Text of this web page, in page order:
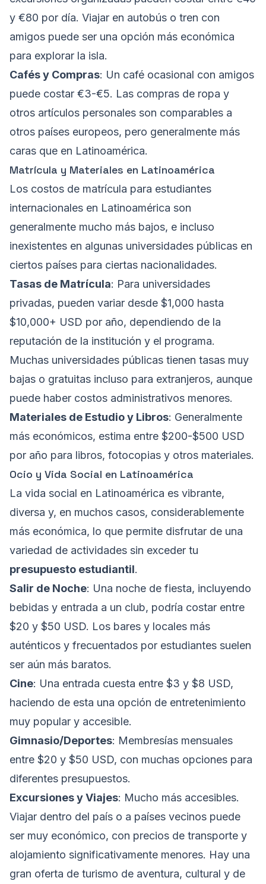
y €80 por día. Viajar en autobús o tren con
amigos puede ser una opción más económica
para explorar la isla.
Cafés y Compras: Un café ocasional con amigos
puede costar €3-€5. Las compras de ropa y
otros artículos personales son comparables a
otros países europeos, pero generalmente más
caras que en Latinoamérica.
Matrícula y Materiales en Latinoamérica
Los costos de matrícula para estudiantes
internacionales en Latinoamérica son
generalmente mucho más bajos, e incluso
inexistentes en algunas universidades públicas en
ciertos países para ciertas nacionalidades.
Tasas de Matrícula: Para universidades
privadas, pueden variar desde $1,000 hasta
$10,000+ USD por año, dependiendo de la
reputación de la institución y el programa.
Muchas universidades públicas tienen tasas muy
bajas o gratuitas incluso para extranjeros, aunque
puede haber costos administrativos menores.
Materiales de Estudio y Libros: Generalmente
más económicos, estima entre $200-$500 USD
por año para libros, fotocopias y otros materiales.
Ocio y Vida Social en Latinoamérica
La vida social en Latinoamérica es vibrante,
diversa y, en muchos casos, considerablemente
más económica, lo que permite disfrutar de una
variedad de actividades sin exceder tu
presupuesto estudiantil.
Salir de Noche: Una noche de fiesta, incluyendo
bebidas y entrada a un club, podría costar entre
$20 y $50 USD. Los bares y locales más
auténticos y frecuentados por estudiantes suelen
ser aún más baratos.
Cine: Una entrada cuesta entre $3 y $8 USD,
haciendo de esta una opción de entretenimiento
muy popular y accesible.
Gimnasio/Deportes: Membresías mensuales
entre $20 y $50 USD, con muchas opciones para
diferentes presupuestos.
Excursiones y Viajes: Mucho más accesibles.
Viajar dentro del país o a países vecinos puede
ser muy económico, con precios de transporte y
alojamiento significativamente menores. Hay una
gran oferta de turismo de aventura, cultural y de